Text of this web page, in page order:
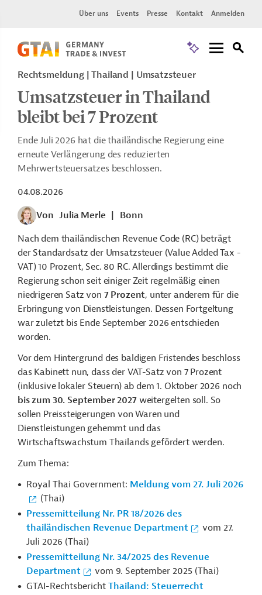
Über uns Events Presse Kontakt Anmelden
Rechtsmeldung Thailand Umsatzsteuer
Umsatzsteuer in Thailand
bleibt bei 7 Prozent
Ende Juli 2026 hat die thailändische Regierung eine
erneute Verlängerung des reduzierten
Mehrwertsteuersatzes beschlossen.
04.08.2026
Von Julia Merle
Bonn
Nach dem thailändischen Revenue Code (RC) beträgt
der Standardsatz der Umsatzsteuer (Value Added Tax -
VAT) 10 Prozent, Sec. 80 RC. Allerdings bestimmt die
Regierung schon seit einiger Zeit regelmäßig einen
niedrigeren Satz von 7 Prozent, unter anderem für die
Erbringung von Dienstleistungen. Dessen Fortgeltung
war zuletzt bis Ende September 2026 entschieden
worden.
Vor dem Hintergrund des baldigen Fristendes beschloss
das Kabinett nun, dass der VAT-Satz von 7 Prozent
(inklusive lokaler Steuern) ab dem 1. Oktober 2026 noch
bis zum 30. September 2027weitergelten soll. So
sollen Preissteigerungen von Waren und
Dienstleistungen gehemmt und das
Wirtschaftswachstum Thailands gefördert werden.
Zum Thema:
Royal Thai Government: Meldung vom 27. Juli 2026
(Thai)
Pressemitteilung Nr. PR 18/2026 des
thailändischen Revenue Department
vom 27.
Juli 2026 (Thai)
Pressemitteilung Nr. 34/2025 des Revenue
Department
vom 9. September 2025 (Thai)
GTAI-Rechtsbericht Thailand: Steuerrecht